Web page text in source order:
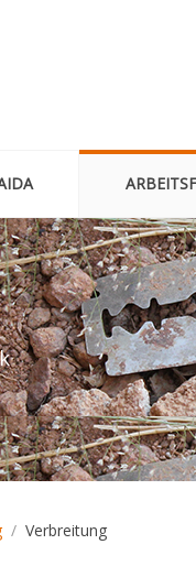
Verbreitung